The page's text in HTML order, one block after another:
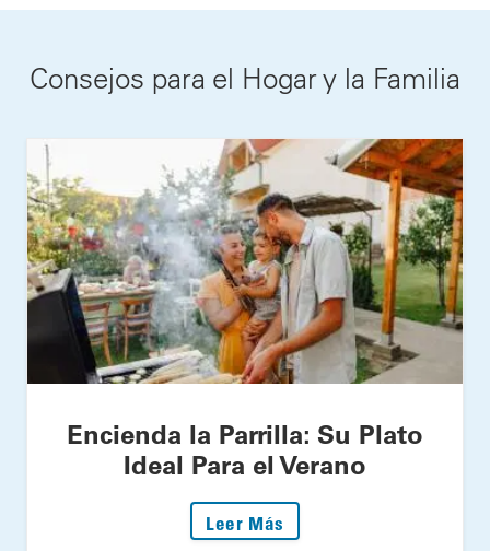
Consejos para el Hogar y la Familia
Encienda la Parrilla: Su Plato
Ideal Para el Verano
Leer Más